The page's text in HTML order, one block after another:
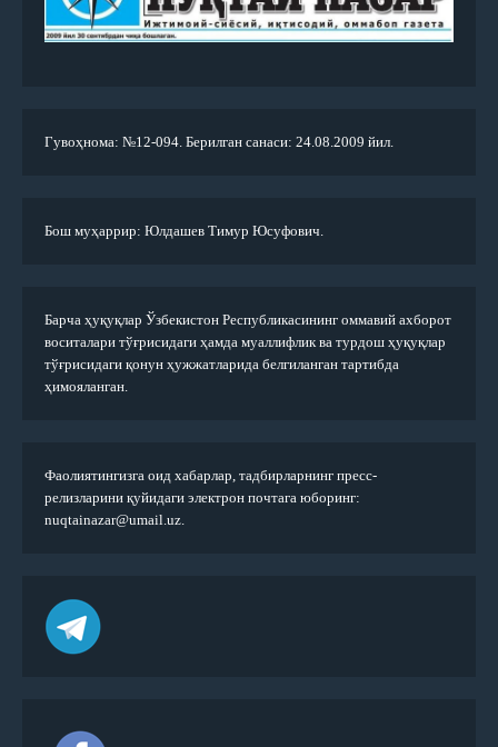
Гувоҳнома: №12-094. Берилган санаси: 24.08.2009 йил.
Бош муҳаррир: Юлдашев Тимур Юсуфович.
Барча ҳуқуқлар Ўзбекистон Республикасининг оммавий ахборот
воситалари тўғрисидаги ҳамда муаллифлик ва турдош ҳуқуқлар
тўғрисидаги қонун ҳужжатларида белгиланган тартибда
ҳимояланган.
Фаолиятингизга оид хабарлар, тадбирларнинг пресс-
релизларини қуйидаги электрон почтага юборинг:
nuqtainazar@umail.uz.